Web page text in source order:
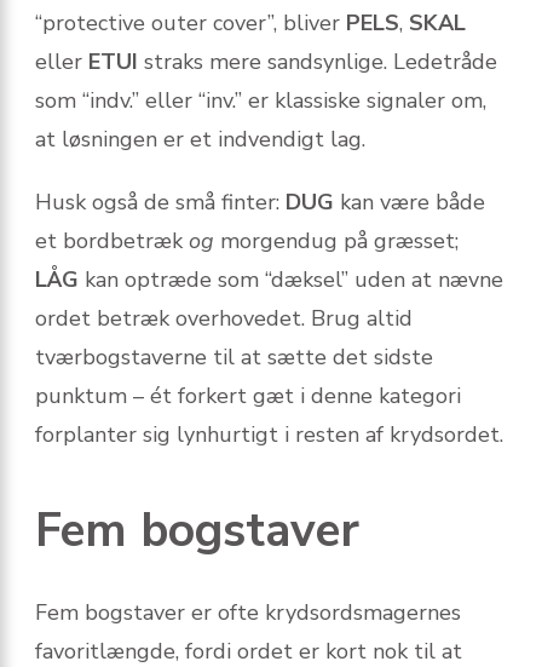
“protective outer cover”, bliver PELS, SKAL
eller ETUI straks mere sandsynlige. Ledetråde
som “indv.” eller “inv.” er klassiske signaler om,
at løsningen er et indvendigt lag.
Husk også de små finter: DUG kan være både
et bordbetræk og morgendug på græsset;
LÅG kan optræde som “dæksel” uden at nævne
ordet betræk overhovedet. Brug altid
tværbogstaverne til at sætte det sidste
punktum – ét forkert gæt i denne kategori
forplanter sig lynhurtigt i resten af krydsordet.
Fem bogstaver
Fem bogstaver er ofte krydsordsmagernes
favoritlængde, fordi ordet er kort nok til at